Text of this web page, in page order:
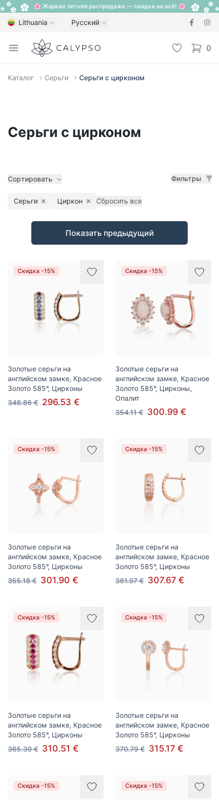
🌸 Жаркая летняя распродажа — скидка на всё! 🌸
Lithuania Русский
Open menu
Calypso Избранное
0
items
Каталог Серьги Серьги с цирконом
Серьги с цирконом
Сортировать Фильтры
Серьги Remove filter
Циркон Remove filter
Сбросить все
Товары
Показать предыдущий
Скидка -15%
Золотые серьги на
английском замке, Красное
Золото 585°, Цирконы
348.86 € 296.53 €
Скидка -15%
Золотые серьги на
английском замке, Красное
Золото 585°, Цирконы,
Опалит
354.11 € 300.99 €
Скидка -15%
Золотые серьги на
английском замке, Красное
Золото 585°, Цирконы
355.18 € 301.90 €
Скидка -15%
Золотые серьги на
английском замке, Красное
Золото 585°, Цирконы
361.97 € 307.67 €
Скидка -15%
Золотые серьги на
английском замке, Красное
Золото 585°, Цирконы
365.30 € 310.51 €
Скидка -15%
Золотые серьги на
английском замке, Красное
Золото 585°, Цирконы
370.79 € 315.17 €
Скидка -15% Скидка -15%